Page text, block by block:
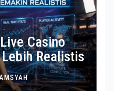
Casino
Realistis